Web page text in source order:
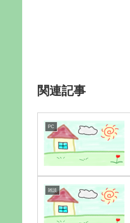
関連記事
PC
雑談